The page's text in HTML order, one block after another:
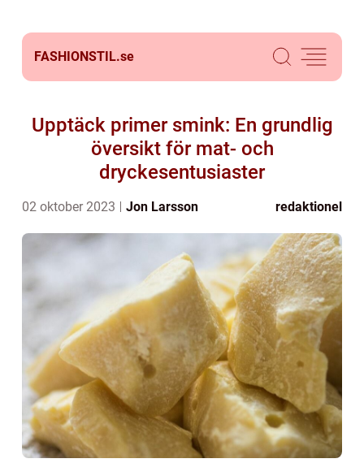
FASHIONSTIL.se
Upptäck primer smink: En grundlig
översikt för mat- och
dryckesentusiaster
02 oktober 2023 Jon Larsson redaktionel